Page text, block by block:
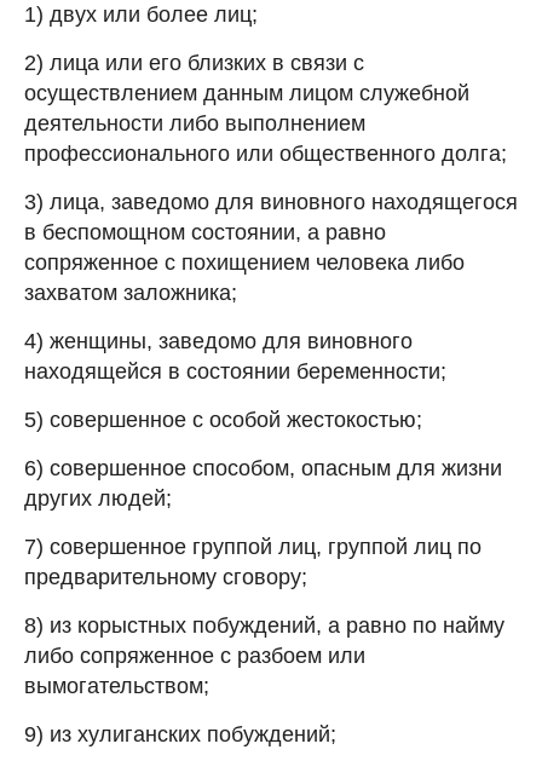
1) двух или более лиц;
2) лица или его близких в связи с
осуществлением данным лицом служебной
деятельности либо выполнением
профессионального или общественного долга;
3) лица, заведомо для виновного находящегося
в беспомощном состоянии, а равно
сопряженное с похищением человека либо
захватом заложника;
4) женщины, заведомо для виновного
находящейся в состоянии беременности;
5) совершенное с особой жестокостью;
6) совершенное способом, опасным для жизни
других людей;
7) совершенное группой лиц, группой лиц по
предварительному сговору;
8) из корыстных побуждений, а равно по найму
либо сопряженное с разбоем или
вымогательством;
9) из хулиганских побуждений;